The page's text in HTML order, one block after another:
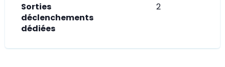
Sorties
déclenchements
dédiées
2